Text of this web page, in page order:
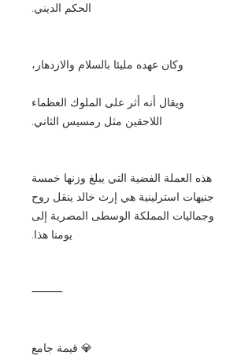
الحكم الديني.
وكان عهده مليئا بالسلام والازدهار،
ويقال أنه أثر على الملوك العظماء
اللاحقين مثل رمسيس الثاني.
هذه العملة الفضية التي يبلغ وزنها خمسة
جنيهات استرلينية هي إرث خالد ينقل روح
وجماليات المملكة الوسطى المصرية إلى
يومنا هذا.
⸻
💎 قيمة جامع